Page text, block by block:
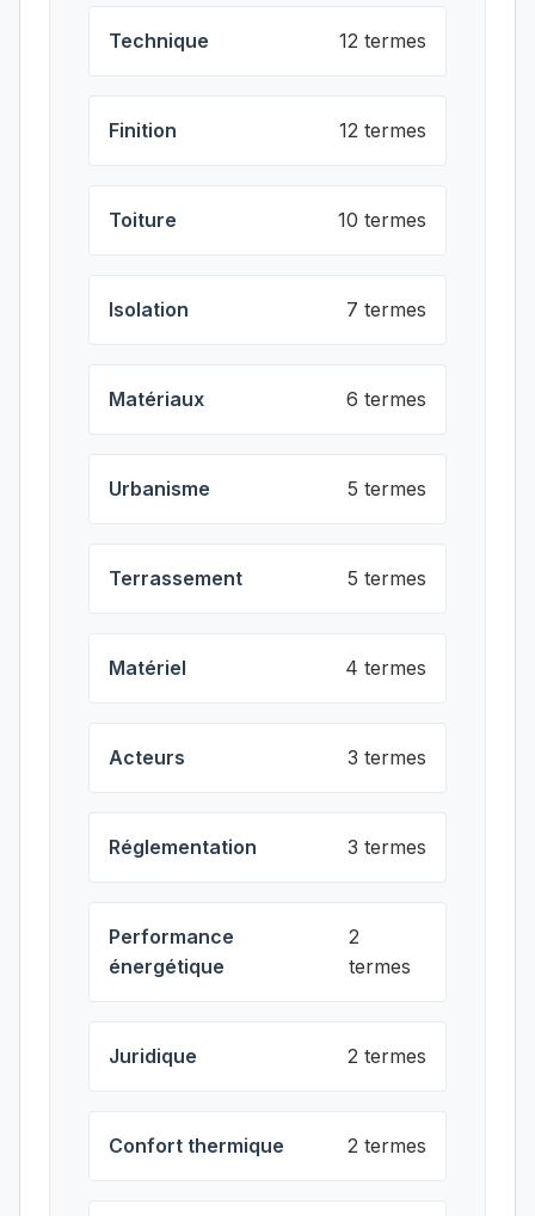
Technique 12 termes
Finition 12 termes
Toiture 10 termes
Isolation 7 termes
Matériaux 6 termes
Urbanisme 5 termes
Terrassement 5 termes
Matériel 4 termes
Acteurs 3 termes
Réglementation 3 termes
Performance
énergétique
2
termes
Juridique 2 termes
Confort thermique 2 termes